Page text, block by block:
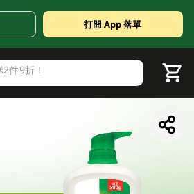
June 2026
打開 App 落單